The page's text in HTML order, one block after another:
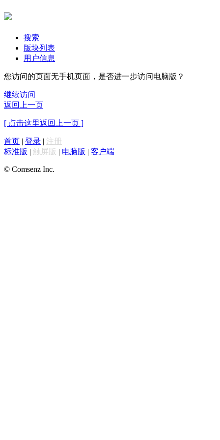
搜索
版块列表
用户信息
您访问的页面无手机页面，是否进一步访问电脑版？
继续访问
返回上一页
[ 点击这里返回上一页 ]
首页 | 登录 | 注册
标准版 | 触屏版 | 电脑版 | 客户端
© Comsenz Inc.